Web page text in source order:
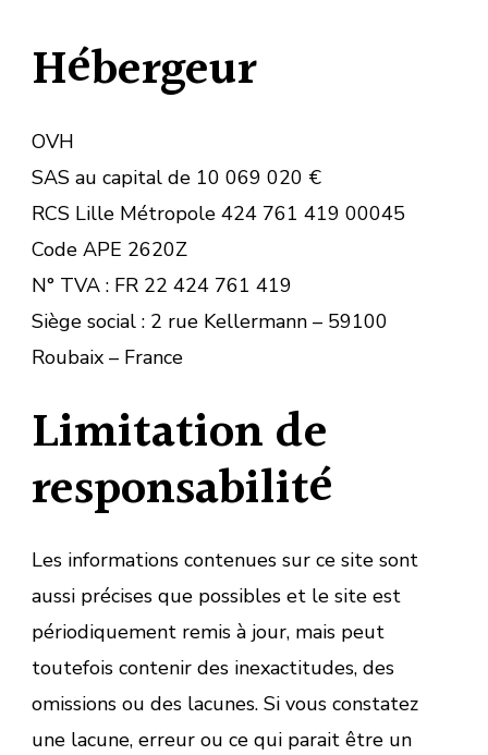
Hébergeur
OVH
SAS au capital de 10 069 020 €
RCS Lille Métropole 424 761 419 00045
Code APE 2620Z
N° TVA : FR 22 424 761 419
Siège social : 2 rue Kellermann – 59100
Roubaix – France
Limitation de
responsabilité
Les informations contenues sur ce site sont
aussi précises que possibles et le site est
périodiquement remis à jour, mais peut
toutefois contenir des inexactitudes, des
omissions ou des lacunes. Si vous constatez
une lacune, erreur ou ce qui parait être un